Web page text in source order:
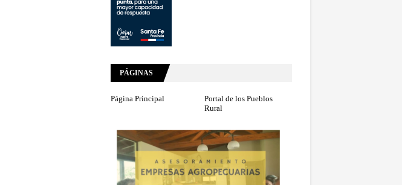
PÁGINAS
Página Principal
Portal de los Pueblos
Rural